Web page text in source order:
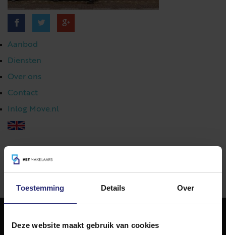
Toestemming Details Over
Deze website maakt gebruik van cookies
Aanbod
Diensten
Over ons
Contact
Inlog Move.nl
023 303 54 44
NET Makelaars